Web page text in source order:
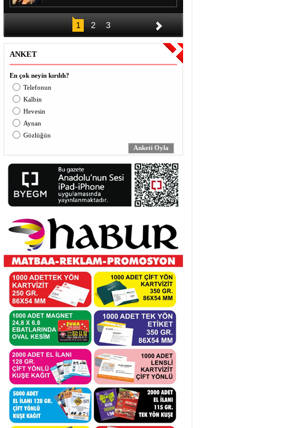
DÜĞÜNÜN ALKIŞI BİR GECE,
BORCU KAÇ YIL?
Halil EL
Vermek (Mahbo) ve Almak
(Masbo): Anlayış ve Bilinç
Mahabat İskenderoğlu
TAVUKLAR İŞLERİNİ İHMAL
EDİNCE
Mecit Akgül
1 2 3
ANKET
En çok neyin kırıldı?
Telefonun
Kalbin
Hevesin
Aynan
Gözlüğün